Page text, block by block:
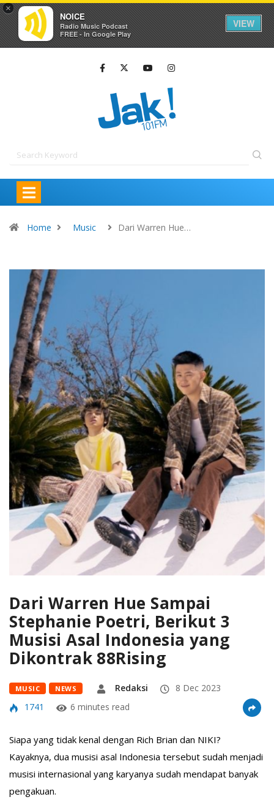
×
NOICE
Radio Music Podcast
FREE - In Google Play
VIEW
Home Music Dari Warren Hue…
Dari Warren Hue Sampai
Stephanie Poetri, Berikut 3
Musisi Asal Indonesia yang
Dikontrak 88Rising
MUSIC NEWS Redaksi
8 Dec 2023
1741
6 minutes read
Siapa yang tidak kenal dengan Rich Brian dan NIKI?
Kayaknya, dua musisi asal Indonesia tersebut sudah menjadi
musisi internasional yang karyanya sudah mendapat banyak
pengakuan.